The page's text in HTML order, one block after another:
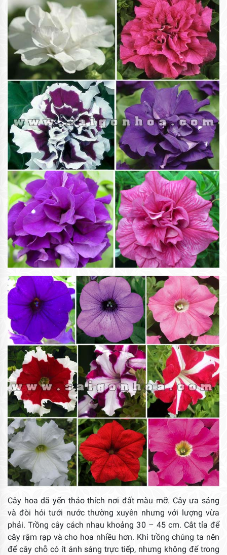
Cây hoa dã yến thảo thích nơi đất màu mỡ. Cây ưa sáng
và đòi hỏi tưới nước thường xuyên nhưng với lượng vừa
phải. Trồng cây cách nhau khoảng 30 – 45 cm. Cắt tỉa để
cây rậm rạp và cho hoa nhiều hơn. Khi trồng chúng ta nên
để cây chỗ có ít ánh sáng trực tiếp, nhưng không để trong